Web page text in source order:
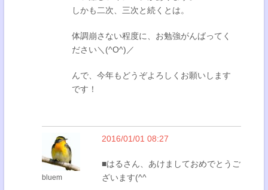
しかも二次、三次と続くとは。
体調崩さない程度に、お勉強がんばってく
ださい＼(^O^)／
んで、今年もどうぞよろしくお願いします
です！
bluem
2016/01/01 08:27
■はるさん、あけましておめでとうご
ざいます(^^